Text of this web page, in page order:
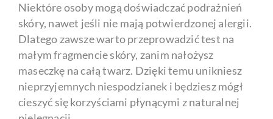
Niektóre osoby mogą doświadczać podrażnień
skóry, nawet jeśli nie mają potwierdzonej alergii.
Dlatego zawsze warto przeprowadzić test na
małym fragmencie skóry, zanim nałożysz
maseczkę na całą twarz. Dzięki temu unikniesz
nieprzyjemnych niespodzianek i będziesz mógł
cieszyć się korzyściami płynącymi z naturalnej